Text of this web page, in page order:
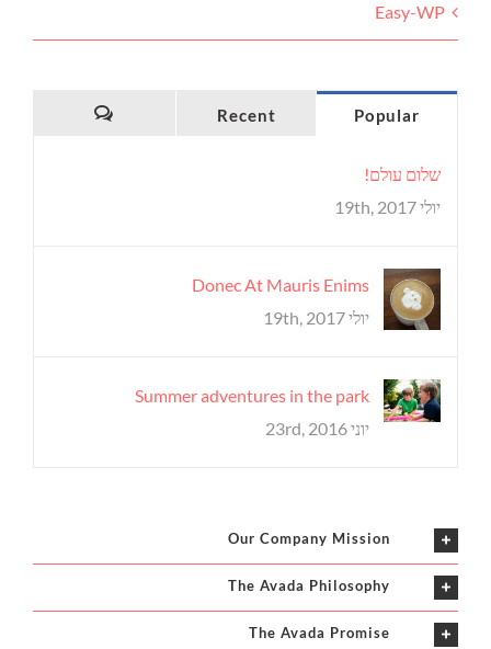
Easy-WP
Popular
Recent
שלום עולם!
יולי 19th, 2017
Donec At Mauris Enims
יולי 19th, 2017
Summer adventures in the park
יוני 23rd, 2016
Our Company Mission
The Avada Philosophy
The Avada Promise